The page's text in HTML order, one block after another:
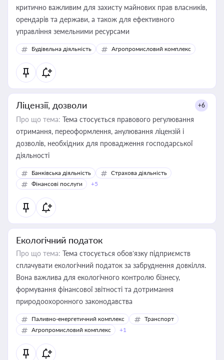
критично важливим для захисту майнових прав власників,
орендарів та держави, а також для ефективного
управління земельними ресурсами
Будівельна діяльність Агропромисловий комплекс
Ліцензії, дозволи +6
Про що тема: Тема стосується правового регулювання
отримання, переоформлення, анулювання ліцензій і
дозволів, необхідних для провадження господарської
діяльності
Банківська діяльність
Страхова діяльність
Фінансові послуги
+5
Екологічний податок
Про що тема: Тема стосується обов’язку підприємств
сплачувати екологічний податок за забруднення довкілля.
Вона важлива для екологічного контролю бізнесу,
формування фінансової звітності та дотримання
природоохоронного законодавства
Паливно-енергетичний комплекс
Транспорт
Агропромисловий комплекс
+1